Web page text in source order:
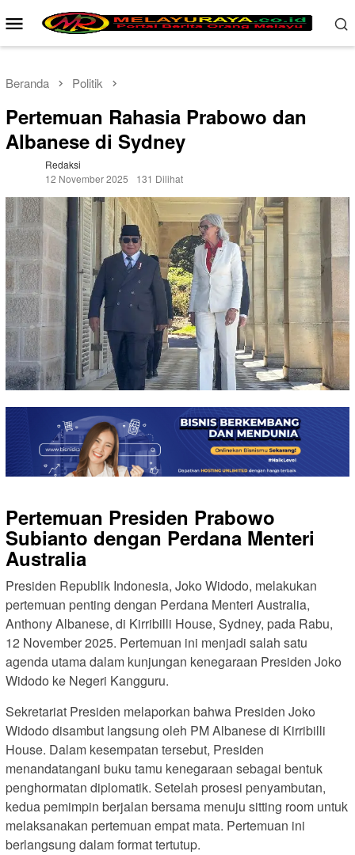
ke
Menu
Mobile
Beranda Politik
Pertemuan Rahasia Prabowo dan
Albanese di Sydney
Redaksi
12 November 2025
131 Dilihat
Pertemuan Presiden Prabowo
Subianto dengan Perdana Menteri
Australia
Presiden Republik Indonesia, Joko Widodo, melakukan
pertemuan penting dengan Perdana Menteri Australia,
Anthony Albanese, di Kirribilli House, Sydney, pada Rabu,
12 November 2025. Pertemuan ini menjadi salah satu
agenda utama dalam kunjungan kenegaraan Presiden Joko
Widodo ke Negeri Kangguru.
Sekretariat Presiden melaporkan bahwa Presiden Joko
Widodo disambut langsung oleh PM Albanese di Kirribilli
House. Dalam kesempatan tersebut, Presiden
menandatangani buku tamu kenegaraan sebagai bentuk
penghormatan diplomatik. Setelah prosesi penyambutan,
kedua pemimpin berjalan bersama menuju sitting room untuk
melaksanakan pertemuan empat mata. Pertemuan ini
berlangsung dalam format tertutup.